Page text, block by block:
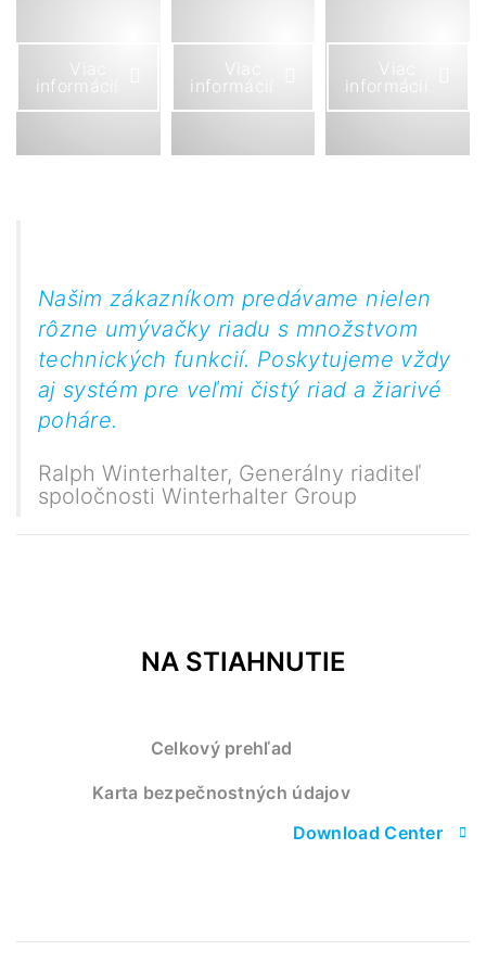
Viac
informácií
Viac
informácií
Viac
informácií
Našim zákazníkom predávame nielen
rôzne umývačky riadu s množstvom
technických funkcií. Poskytujeme vždy
aj systém pre veľmi čistý riad a žiarivé
poháre.
Ralph Winterhalter, Generálny riaditeľ
spoločnosti Winterhalter Group
NA STIAHNUTIE
Celkový prehľad
Karta bezpečnostných údajov
Download Center